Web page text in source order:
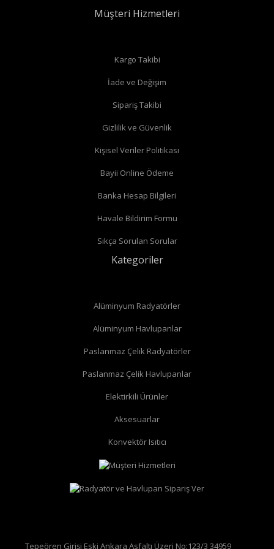
Düz radyatör vanalarında
düz radyatör vanası
köşe radyatör vanası
Müşteri Hizmetleri
Kargo Takibi
İade ve Değişim
Sipariş Takibi
Gizlilik ve Güvenlik
Kişisel Veriler Politikası
Bayii Online Ödeme
Banka Hesap Bilgileri
Havale Bildirim Formu
Sıkça Sorulan Sorular
Kategoriler
Alüminyum Radyatörler
Alüminyum Havlupanlar
Paslanmaz Çelik Radyatörler
Paslanmaz Çelik Havlupanlar
Elektirkili Ürünler
Aksesuarlar
Konvektör Isıtıcı
Tepeören Girişi Eski Ankara Asfaltı Üzeri No:123/3 34959